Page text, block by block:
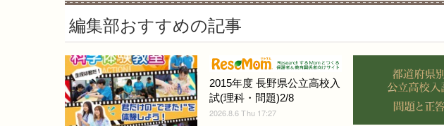
編集部おすすめの記事
2015年度 長野県公立高校入
試(理科・問題)2/8
2026.8.6 Thu 17:27